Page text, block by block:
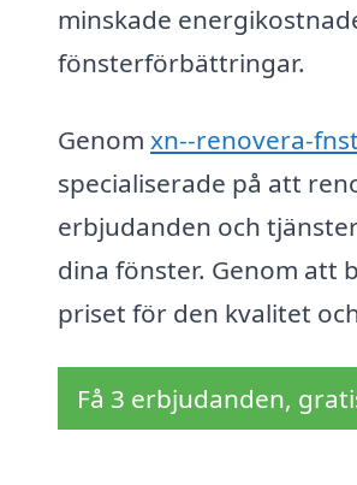
minskade
fönsterförbättringar.
Genom xn--renovera-
specialiserade på att
erbjudanden och
dina fönster. Genom att
priset för den kvalitet
Få 3 erbjudanden,